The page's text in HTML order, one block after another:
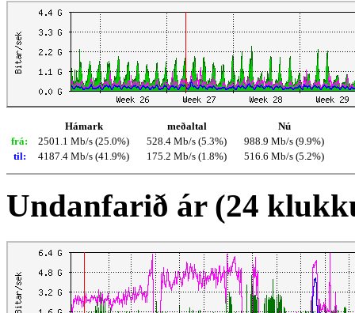
Hámark meðaltal
Nú
frá:
2501.1 Mb/s (25.0%) 528.4 Mb/s (5.3%)
988.9 Mb/s (9.9%)
til:
4187.4 Mb/s (41.9%) 175.2 Mb/s (1.8%) 516.6 Mb/s (5.2%)
Undanfarið ár (24